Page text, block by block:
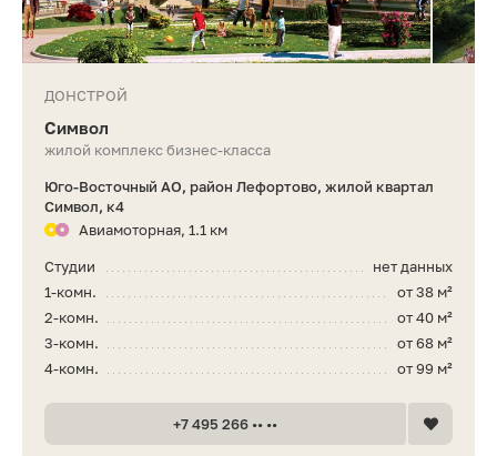
ДОНСТРОЙ
Символ
жилой комплекс бизнес-класса
Юго-Восточный АО, район Лефортово, жилой квартал
Символ, к4
Авиамоторная, 1.1 км
нет данных
Студии
от 38 м²
1-комн.
от 40 м²
2-комн.
от 68 м²
3-комн.
от 99 м²
4-комн.
+7 495 266 •• ••